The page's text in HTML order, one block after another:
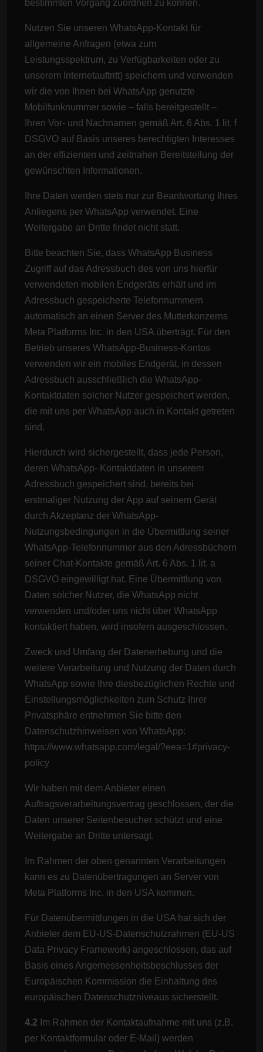
bestimmten Vorgang zuordnen zu können.
Nutzen Sie unseren WhatsApp-Kontakt für
allgemeine Anfragen (etwa zum
Leistungsspektrum, zu Verfügbarkeiten oder zu
unserem Internetauftritt) speichern und verwenden
wir die von Ihnen bei WhatsApp genutzte
Mobilfunknummer sowie – falls bereitgestellt –
Ihren Vor- und Nachnamen gemäß Art. 6 Abs. 1 lit. f
DSGVO auf Basis unseres berechtigten Interesses
an der effizienten und zeitnahen Bereitstellung der
gewünschten Informationen.
Ihre Daten werden stets nur zur Beantwortung Ihres
Anliegens per WhatsApp verwendet. Eine
Weitergabe an Dritte findet nicht statt.
Bitte beachten Sie, dass WhatsApp Business
Zugriff auf das Adressbuch des von uns hierfür
verwendeten mobilen Endgeräts erhält und im
Adressbuch gespeicherte Telefonnummern
automatisch an einen Server des Mutterkonzerns
Meta Platforms Inc. in den USA überträgt. Für den
Betrieb unseres WhatsApp-Business-Kontos
verwenden wir ein mobiles Endgerät, in dessen
Adressbuch ausschließlich die WhatsApp-
Kontaktdaten solcher Nutzer gespeichert werden,
die mit uns per WhatsApp auch in Kontakt getreten
sind.
Hierdurch wird sichergestellt, dass jede Person,
deren WhatsApp- Kontaktdaten in unserem
Adressbuch gespeichert sind, bereits bei
erstmaliger Nutzung der App auf seinem Gerät
durch Akzeptanz der WhatsApp-
Nutzungsbedingungen in die Übermittlung seiner
WhatsApp-Telefonnummer aus den Adressbüchern
seiner Chat-Kontakte gemäß Art. 6 Abs. 1 lit. a
DSGVO eingewilligt hat. Eine Übermittlung von
Daten solcher Nutzer, die WhatsApp nicht
verwenden und/oder uns nicht über WhatsApp
kontaktiert haben, wird insofern ausgeschlossen.
Zweck und Umfang der Datenerhebung und die
weitere Verarbeitung und Nutzung der Daten durch
WhatsApp sowie Ihre diesbezüglichen Rechte und
Einstellungsmöglichkeiten zum Schutz Ihrer
Privatsphäre entnehmen Sie bitte den
Datenschutzhinweisen von WhatsApp:
https://www.whatsapp.com/legal /?eea=1#privacy-
policy
Wir haben mit dem Anbieter einen
Auftragsverarbeitungsvertrag geschlossen, der die
Daten unserer Seitenbesucher schützt und eine
Weitergabe an Dritte untersagt.
Im Rahmen der oben genannten Verarbeitungen
kann es zu Datenübertragungen an Server von
Meta Platforms Inc. in den USA kommen.
Für Datenübermittlungen in die USA hat sich der
Anbieter dem EU-US-Datenschutzrahmen (EU-US
Data Privacy Framework) angeschlossen, das auf
Basis eines Angemessenheitsbeschlusses der
Europäischen Kommission die Einhaltung des
europäischen Datenschutzniveaus sicherstellt.
4.2 Im Rahmen der Kontaktaufnahme mit uns (z.B.
per Kontaktformular oder E-Mail) werden